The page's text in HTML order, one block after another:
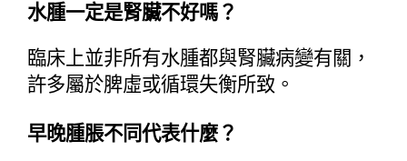
水腫一定是腎臟不好嗎？
臨床上並非所有水腫都與腎臟病變有關，
許多屬於脾虛或循環失衡所致。
早晚腫脹不同代表什麼？